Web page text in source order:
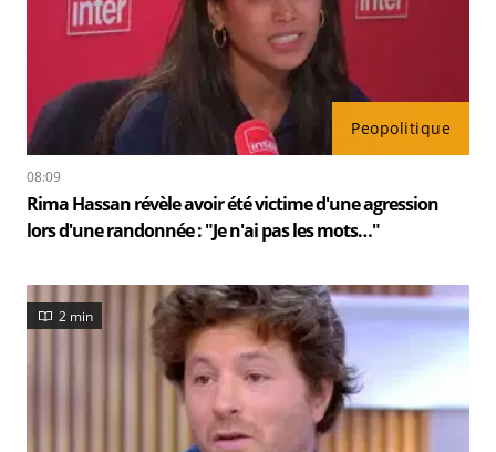
Peopolitique
08:09
Rima Hassan révèle avoir été victime d'une agression
lors d'une randonnée : "Je n'ai pas les mots…"
2 min